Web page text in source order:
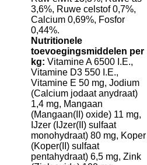
3,6%, Ruwe celstof 0,7%,
Calcium 0,69%, Fosfor
0,44%.
Nutritionele
toevoegingsmiddelen per
kg: Vitamine A 6500 I.E.,
Vitamine D3 550 I.E.,
Vitamine E 50 mg, Jodium
(Calcium jodaat anydraat)
1,4 mg, Mangaan
(Mangaan(II) oxide) 11 mg,
IJzer (IJzer(II) sulfaat
monohydraat) 80 mg, Koper
(Koper(II) sulfaat
pentahydraat) 6,5 mg, Zink